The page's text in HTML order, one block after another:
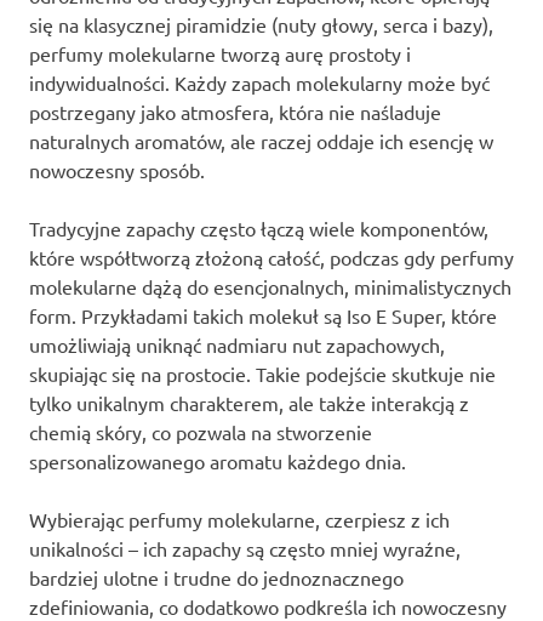
się na klasycznej piramidzie (nuty głowy, serca i bazy),
perfumy molekularne tworzą aurę prostoty i
indywidualności. Każdy zapach molekularny może być
postrzegany jako atmosfera, która nie naśladuje
naturalnych aromatów, ale raczej oddaje ich esencję w
nowoczesny sposób.
Tradycyjne zapachy często łączą wiele komponentów,
które współtworzą złożoną całość, podczas gdy perfumy
molekularne dążą do esencjonalnych, minimalistycznych
form. Przykładami takich molekuł są Iso E Super, które
umożliwiają uniknąć nadmiaru nut zapachowych,
skupiając się na prostocie. Takie podejście skutkuje nie
tylko unikalnym charakterem, ale także interakcją z
chemią skóry, co pozwala na stworzenie
spersonalizowanego aromatu każdego dnia.
Wybierając perfumy molekularne, czerpiesz z ich
unikalności – ich zapachy są często mniej wyraźne,
bardziej ulotne i trudne do jednoznacznego
zdefiniowania, co dodatkowo podkreśla ich nowoczesny